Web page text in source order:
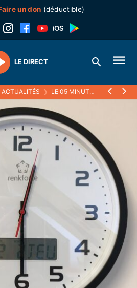
un don (déductible)
LE DIRECT
ACTUALITÉS ❯ LE 05 MINUTES 29 AOUT